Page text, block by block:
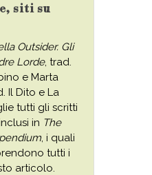
siti su
Outsider. Gli
Lorde, trad.
e Marta
Il Dito e La
tutti gli scritti
in The
, i quali
tutti i
articolo.